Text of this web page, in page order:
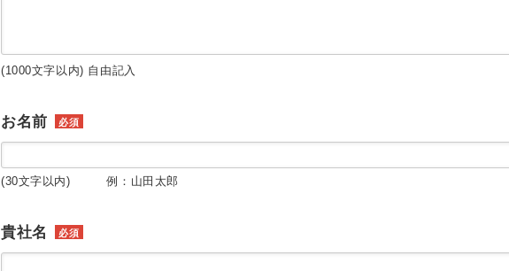
(1000文字以内) 自由記入
お名前 必須
(30文字以内) 例：山田太郎
貴社名 必須